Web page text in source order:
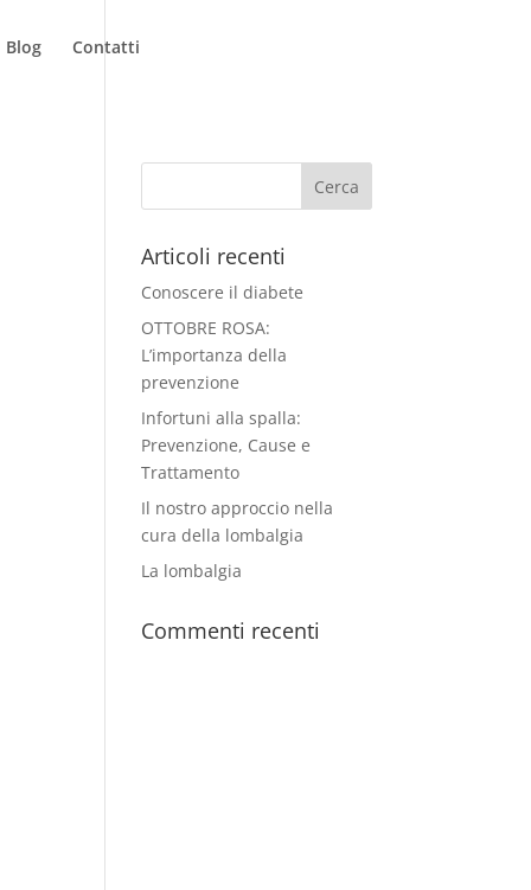
Blog Contatti
Articoli recenti
Conoscere il diabete
OTTOBRE ROSA:
L’importanza della
prevenzione
Infortuni alla spalla:
Prevenzione, Cause e
Trattamento
Il nostro approccio nella
cura della lombalgia
La lombalgia
Commenti recenti